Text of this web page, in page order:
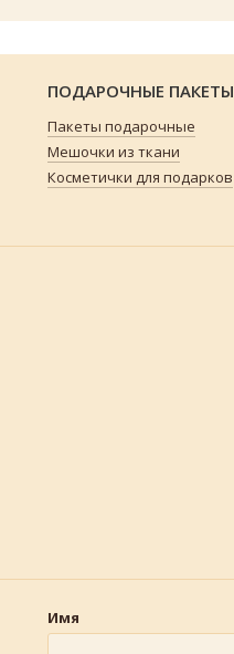
ПОДАРОЧНЫЕ ПАКЕТЫ
Пакеты подарочные
Мешочки из ткани
Косметички для подарков
Имя